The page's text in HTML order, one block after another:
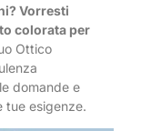
Vorresti
colorata per
Ottico
domande e
tue esigenze.